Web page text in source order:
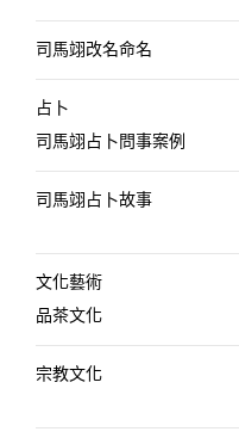
司馬翊改名命名
占卜
司馬翊占卜問事案例
司馬翊占卜故事
文化藝術
品茶文化
宗教文化